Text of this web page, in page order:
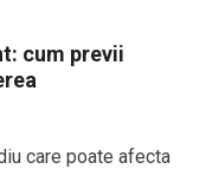
cum previi
care poate afecta